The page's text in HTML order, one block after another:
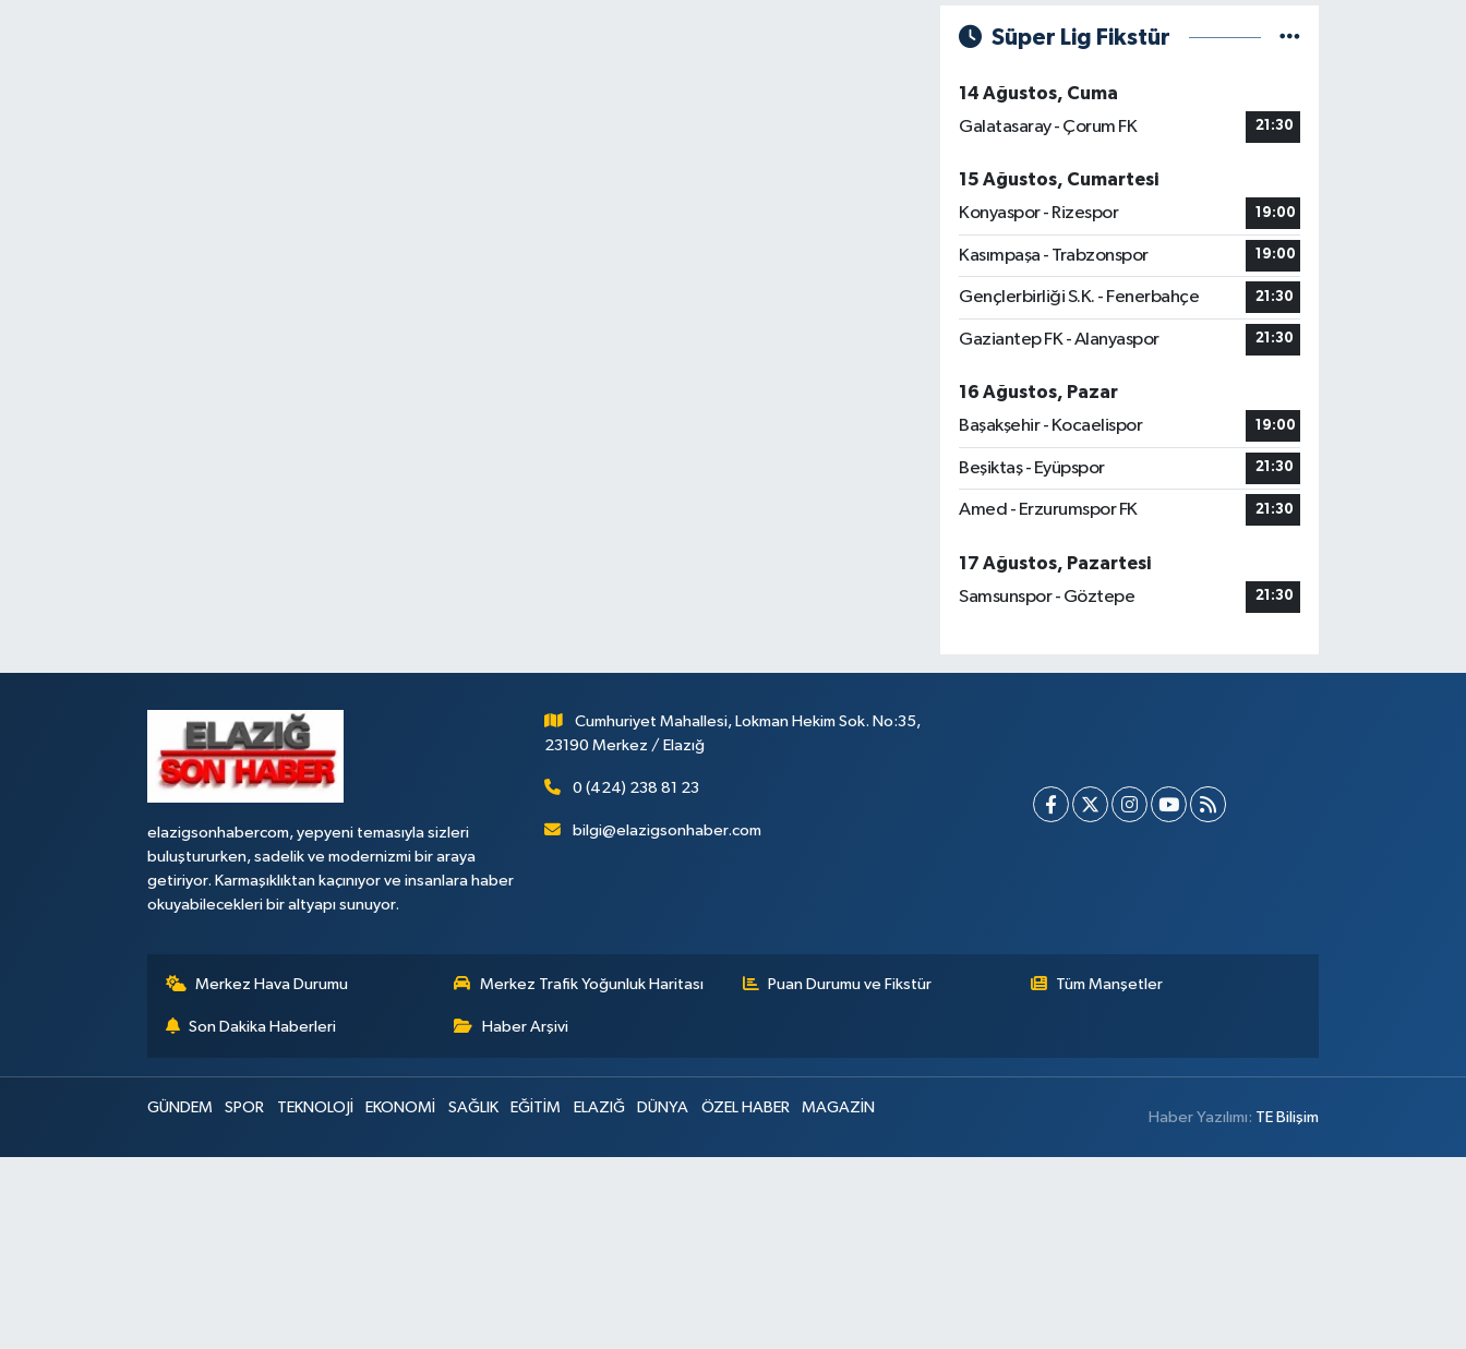
Süper Lig Fikstür
14 Ağustos, Cuma
Galatasaray - Çorum FK
21:30
15 Ağustos, Cumartesi
Konyaspor - Rizespor
19:00
Kasımpaşa - Trabzonspor 19:00
Gençlerbirliği S.K. - Fenerbahçe 21:30
Gaziantep FK - Alanyaspor 21:30
16 Ağustos, Pazar
Başakşehir - Kocaelispor
19:00
Beşiktaş - Eyüpspor 21:30
Amed - Erzurumspor FK 21:30
17 Ağustos, Pazartesi
Samsunspor - Göztepe
21:30
elazigsonhabercom, yepyeni temasıyla sizleri
buluştururken, sadelik ve modernizmi bir araya
getiriyor. Karmaşıklıktan kaçınıyor ve insanlara haber
okuyabilecekleri bir altyapı sunuyor.
Cumhuriyet Mahallesi, Lokman Hekim Sok. No:35,
23190 Merkez / Elazığ
0 (424) 238 81 23
bilgi@elazigsonhaber.com
Merkez Hava Durumu Merkez Trafik Yoğunluk Haritası Puan Durumu ve Fikstür Tüm Manşetler
Son Dakika Haberleri Haber Arşivi
GÜNDEM SPOR TEKNOLOJİ EKONOMİ SAĞLIK EĞİTİM ELAZIĞ DÜNYA ÖZEL HABER MAGAZİN
Haber Yazılımı: TE Bilişim